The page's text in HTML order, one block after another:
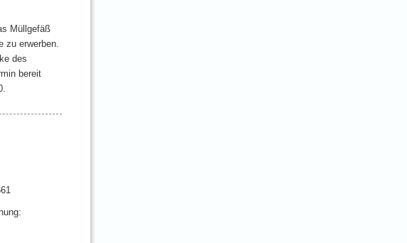
Müllgefäß
zu erwerben.
des
bereit